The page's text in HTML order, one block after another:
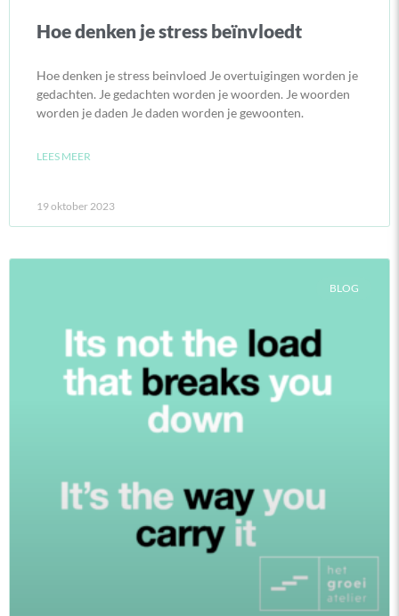
Hoe denken je stress beïnvloedt
Hoe denken je stress beinvloed Je overtuigingen worden je
gedachten. Je gedachten worden je woorden. Je woorden
worden je daden Je daden worden je gewoonten.
LEES MEER
19 oktober 2023
BLOG